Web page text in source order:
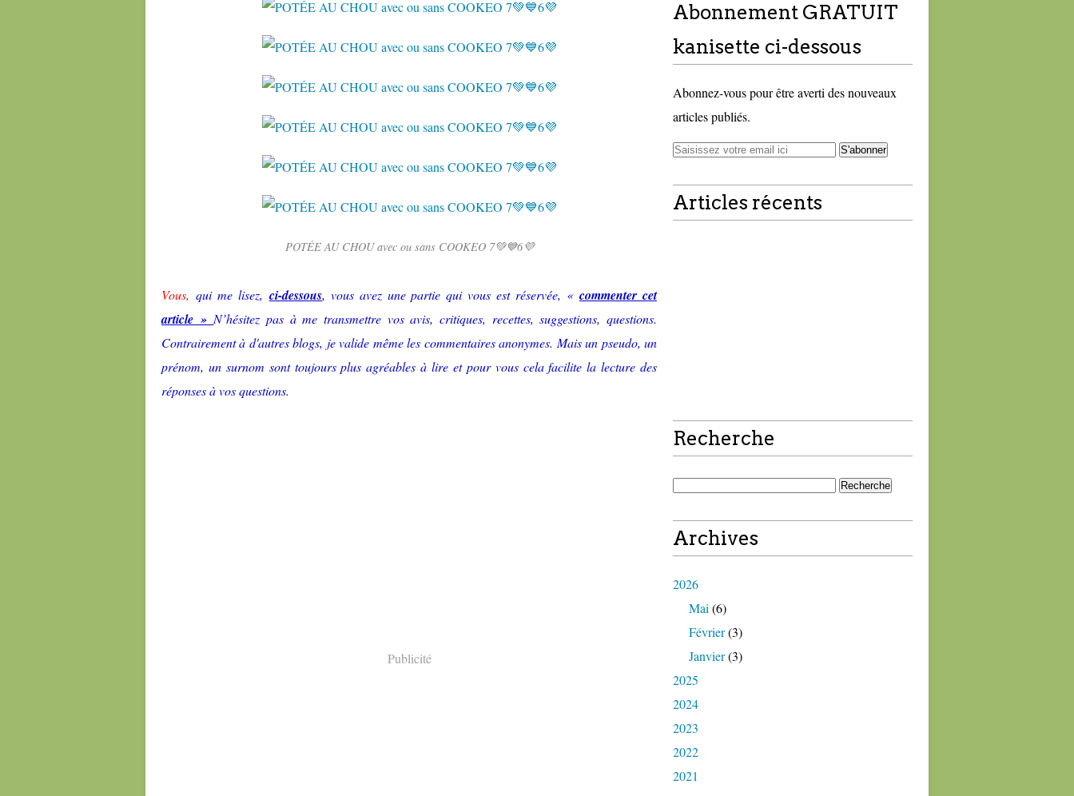
POTÉE AU CHOU avec ou sans COOKEO 7💚💙6💜
Vous, qui me lisez, ci-dessous, vous avez une partie qui vous est réservée, «commenter cet
article »N’hésitez pas à me transmettre vos avis, critiques, recettes, suggestions, questions.
Contrairement à d'autres blogs, je valide même les commentaires anonymes. Mais un pseudo, un
prénom, un surnom sont toujours plus agréables à lire et pour vous cela facilite la lecture des
réponses à vos questions.
Publicité
Abonnement GRATUIT
kanisette ci-dessous
Abonnez-vous pour être averti des nouveaux
articles publiés.
Articles récents
Recherche
Archives
2026
Mai (6)
Février(3)
Janvier(3)
2025
2024
2023
2022
2021